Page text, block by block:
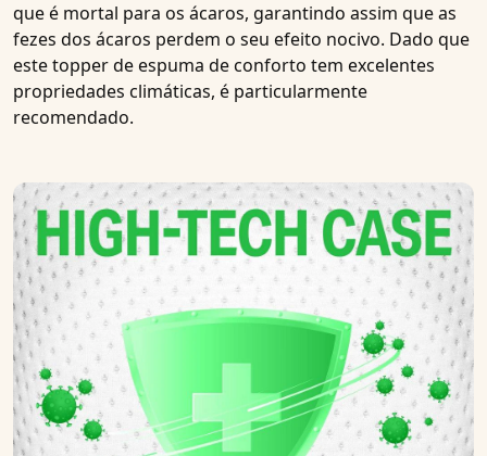
que é mortal para os ácaros, garantindo assim que as
fezes dos ácaros perdem o seu efeito nocivo. Dado que
estetopper de espuma de conforto tem excelentes
propriedades climáticas, é particularmente
recomendado.